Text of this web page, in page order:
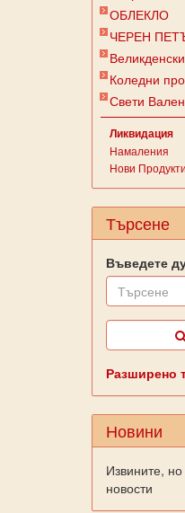
ОБЛЕКЛО
ЧЕРЕН
Коледни
Свети
Ликвидация
Намаления
Нови Продукти
Търсене
Въведете
Разширено
Новини
Извините,
новости